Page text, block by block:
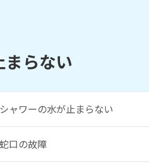
まらない
シャワーの水が止まらない
蛇口の故障